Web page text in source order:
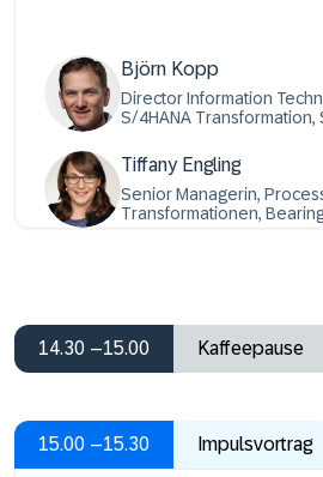
Björn Kopp
Director Information
S/4HANA Transformation,
Tiffany Engling
Senior Managerin,
Transformationen,
14.30 –15.00 Kaffeepause
15.00 –15.30 Impulsvortrag